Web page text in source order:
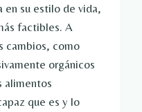
en su estilo de vida,
factibles. A
cambios, como
orgánicos
alimentos
que es y lo